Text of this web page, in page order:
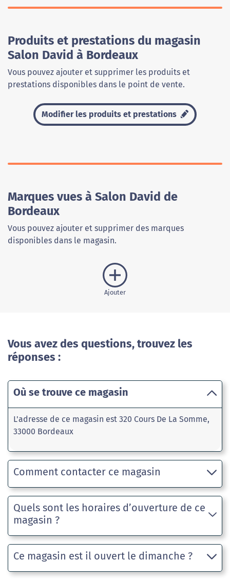
Produits et prestations du magasin
Salon David à Bordeaux
Vous pouvez ajouter et supprimer les produits et
prestations disponibles dans le point de vente.
Modifier les produits et prestations
Marques vues à Salon David de
Bordeaux
Vous pouvez ajouter et supprimer des marques
disponibles dans le magasin.
Ajouter
Vous avez des questions, trouvez les
réponses :
Où se trouve ce magasin
L'adresse de ce magasin est 320 Cours De La Somme,
33000 Bordeaux
Comment contacter ce magasin
Quels sont les horaires d’ouverture de ce
magasin ?
Ce magasin est il ouvert le dimanche ?